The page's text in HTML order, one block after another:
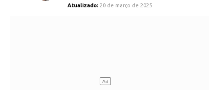
Atualizado: 20 de março de 2025